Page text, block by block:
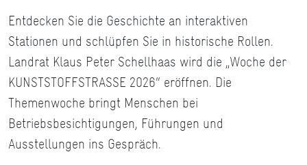
Entdecken Sie die Geschichte an interaktiven
Stationen und schlüpfen Sie in historische Rollen.
Landrat Klaus Peter Schellhaas wird die „Woche der
KUNSTSTOFFSTRASSE 2026“ eröffnen. Die
Themenwoche bringt Menschen bei
Betriebsbesichtigungen, Führungen und
Ausstellungen ins Gespräch.